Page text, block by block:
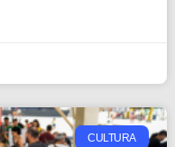
CULTURA